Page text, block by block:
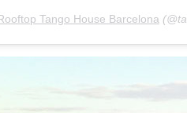
Tango House Barcelona